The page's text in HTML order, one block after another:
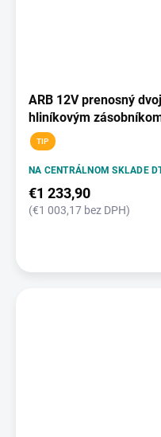
ARB 12V prenosný
hliníkovým
TIP
NA CENTRÁLNOM SKLADE
€1 233,90
(€1 003,17 bez DPH)